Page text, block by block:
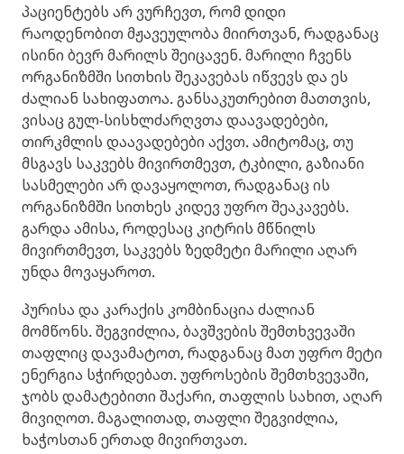
პაციენტებს არ ვურჩევთ, რომ დიდი
რაოდენობით მჟავეულობა მიირთვან, რადგანაც
ისინი ბევრ მარილს შეიცავენ. მარილი ჩვენს
ორგანიზმში სითხის შეკავებას იწვევს და ეს
ძალიან სახიფათოა. განსაკუთრებით მათთვის,
ვისაც გულ-სისხლძარღვთა დაავადებები,
თირკმლის დაავადებები აქვთ. ამიტომაც, თუ
მსგავს საკვებს მივირთმევთ, ტკბილი, გაზიანი
სასმელები არ დავაყოლოთ, რადგანაც ის
ორგანიზმში სითხეს კიდევ უფრო შეაკავებს.
გარდა ამისა, როდესაც კიტრის მწნილს
მივირთმევთ, საკვებს ზედმეტი მარილი აღარ
უნდა მოვაყაროთ.
პურისა და კარაქის კომბინაცია ძალიან
მომწონს. შეგვიძლია, ბავშვების შემთხვევაში
თაფლიც დავამატოთ, რადგანაც მათ უფრო მეტი
ენერგია სჭირდებათ. უფროსების შემთხვევაში,
ჯობს დამატებითი შაქარი, თაფლის სახით, აღარ
მივიღოთ. მაგალითად, თაფლი შეგვიძლია,
ხაჭოსთან ერთად მივირთვათ.